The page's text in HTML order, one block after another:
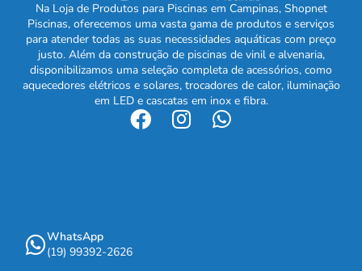
Na Loja de Produtos para Piscinas em Campinas, Shopnet
Piscinas, oferecemos uma vasta gama de produtos e serviços
para atender todas as suas necessidades aquáticas com preço
justo. Além da construção de piscinas de vinil e alvenaria,
disponibilizamos uma seleção completa de acessórios, como
aquecedores elétricos e solares, trocadores de calor, iluminação
em LED e cascatas em inox e fibra.
WhatsApp
(19) 99392-2626